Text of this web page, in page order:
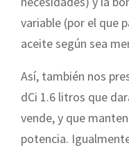
variable (por el que
aceite según sea
Así, también nos
dCi 1.6 litros que
vende, y que
potencia.